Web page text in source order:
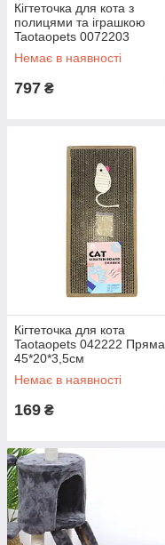
Кігтеточка для кота з
полицями та іграшкою
Taotaopets 0072203
41*20*18,5 см Coffee
Немає в наявності
797 ₴
Кігтеточка для кота
Taotaopets 042222 Пряма
45*20*3,5см
Немає в наявності
169 ₴